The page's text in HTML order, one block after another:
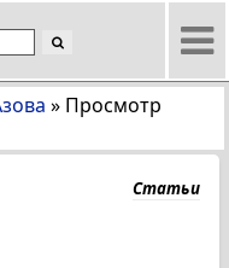
» Просмотр
Статьи